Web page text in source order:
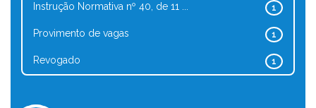
1
Instrução Normativa nº 40, de 11 ...
1
Provimento de vagas
1
Revogado